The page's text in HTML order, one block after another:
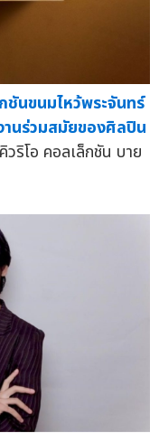
นขนมไหว้พระจันทร์
นร่วมสมัยของศิลปิน
ริโอ คอลเล็กชัน บาย